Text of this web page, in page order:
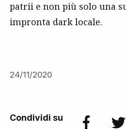
patrii e non più solo una
impronta dark locale.
24/11/2020
Condividi su